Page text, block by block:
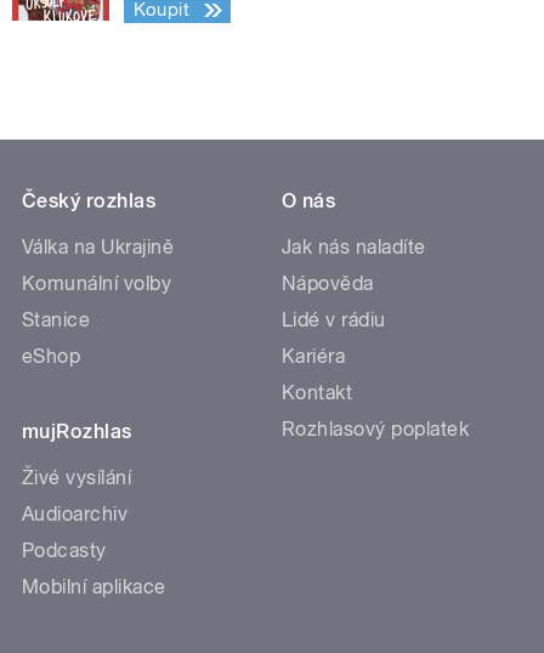
Koupit
Český rozhlas
Válka na Ukrajině
Komunální volby
Stanice
eShop
mujRozhlas
Živé vysílání
Audioarchiv
Podcasty
Mobilní aplikace
O nás
Jak nás naladíte
Nápověda
Lidé v rádiu
Kariéra
Kontakt
Rozhlasový poplatek